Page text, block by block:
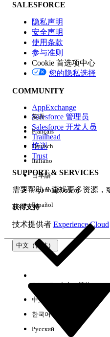
功能影响
版本
体验
SALESFORCE
隐私声明
安全声明
使用条款
参与准则
Cookie 首选项中心
您的隐私选择
COMMUNITY
AppExchange
Salesforce 管理员
Salesforce 开发人员
Trailhead
培训
Trust
SUPPORT & SERVICES
需要帮助？查找更多资源，
获得支持
技术提供者 Experience Cloud
中文（简体）
英语
Français
Deutsch
Italiano
日本語
Español (México)
Español
Select Org中文（简体）
中文（繁体）
한국어
Русский